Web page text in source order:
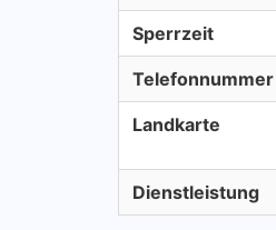
Sperrzeit
Telefonnummer
Landkarte
Dienstleistung